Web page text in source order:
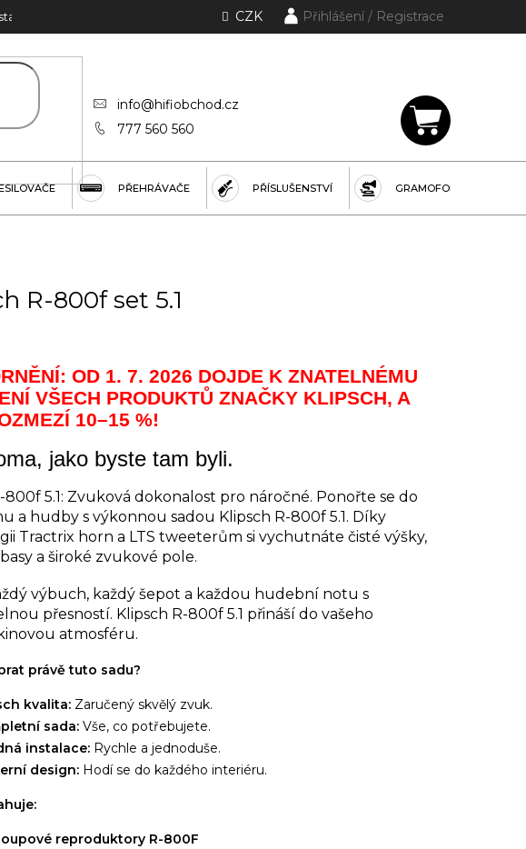
na míru CZK Přihlášení
info@hifiobchod.cz
777 560 560
NÁKUPNÍ
PŘEHRÁVAČE PŘÍSLUŠENSTVÍ GRAMOFONY
R-800f set 5.1
OD 1. 7. 2026 DOJDE K ZNATELNÉMU
VŠECH PRODUKTŮ ZNAČKY KLIPSCH, A
10–15 %!
jako byste tam byli.
800f 5.1: Zvuková dokonalost pro náročné. Ponořte se do
a hudby s výkonnou sadou Klipsch R-800f 5.1. Díky
Tractrix horn a LTS tweeterům si vychutnáte čisté výšky,
a široké zvukové pole.
výbuch, každý šepot a každou hudební notu s
přesností. Klipsch R-800f 5.1 přináší do vašeho
atmosféru.
právě tuto sadu?
kvalita: Zaručený skvělý zvuk.
sada: Vše, co potřebujete.
instalace: Rychle a jednoduše.
design: Hodí se do každého interiéru.
reproduktory R-800F